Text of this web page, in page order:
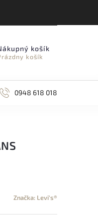
košík
košík
0948 618 018
Značka: Levi's®